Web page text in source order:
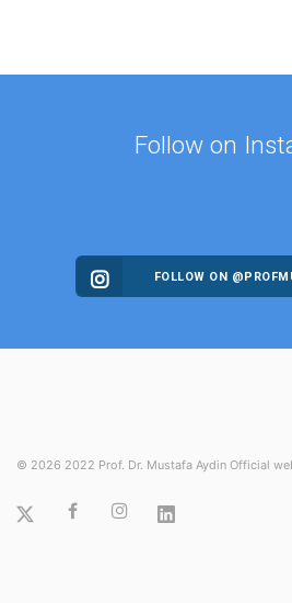
Follow on
FOLLOW ON
© 2026 2022 Prof. Dr. Mustafa Aydin Official